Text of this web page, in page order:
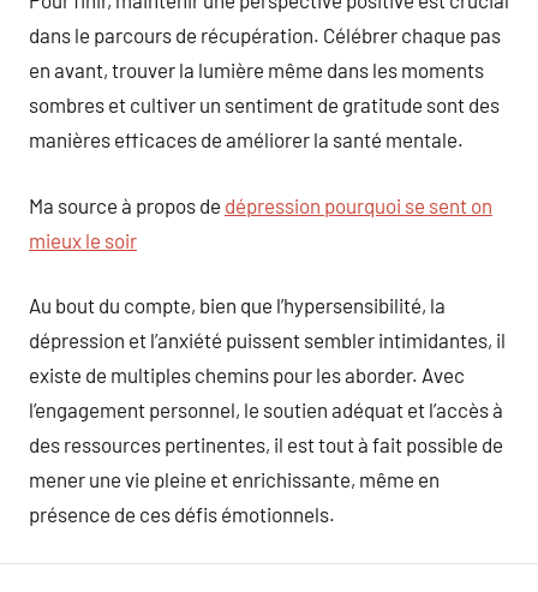
dans le parcours de récupération. Célébrer chaque pas
en avant, trouver la lumière même dans les moments
sombres et cultiver un sentiment de gratitude sont des
manières efficaces de améliorer la santé mentale.
Ma source à propos de dépression pourquoi se sent on
mieux le soir
Au bout du compte, bien que l’hypersensibilité, la
dépression et l’anxiété puissent sembler intimidantes, il
existe de multiples chemins pour les aborder. Avec
l’engagement personnel, le soutien adéquat et l’accès à
des ressources pertinentes, il est tout à fait possible de
mener une vie pleine et enrichissante, même en
présence de ces défis émotionnels.